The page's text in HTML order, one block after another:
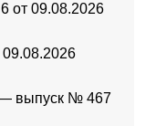
от 09.08.2026
выпуск № 467